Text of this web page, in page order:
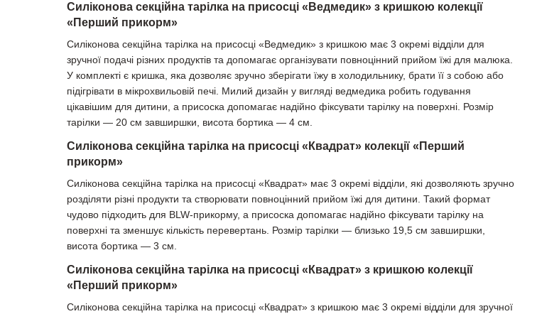
Силіконова секційна тарілка на присосці «Ведмедик» з кришкою колекції
«Перший прикорм»
Силіконова секційна тарілка на присосці «Ведмедик» з кришкою має 3 окремі відділи для
зручної подачі різних продуктів та допомагає організувати повноцінний прийом їжі для малюка.
У комплекті є кришка, яка дозволяє зручно зберігати їжу в холодильнику, брати її з собою або
підігрівати в мікрохвильовій печі. Милий дизайн у вигляді ведмедика робить годування
цікавішим для дитини, а присоска допомагає надійно фіксувати тарілку на поверхні. Розмір
тарілки — 20 см завширшки, висота бортика — 4 см.
Силіконова секційна тарілка на присосці «Квадрат» колекції «Перший
прикорм»
Силіконова секційна тарілка на присосці «Квадрат» має 3 окремі відділи, які дозволяють зручно
розділяти різні продукти та створювати повноцінний прийом їжі для дитини. Такий формат
чудово підходить для BLW-прикорму, а присоска допомагає надійно фіксувати тарілку на
поверхні та зменшує кількість перевертань. Розмір тарілки — близько 19,5 см завширшки,
висота бортика — 3 см.
Силіконова секційна тарілка на присосці «Квадрат» з кришкою колекції
«Перший прикорм»
Силіконова секційна тарілка на присосці «Квадрат» з кришкою має 3 окремі відділи для зручної